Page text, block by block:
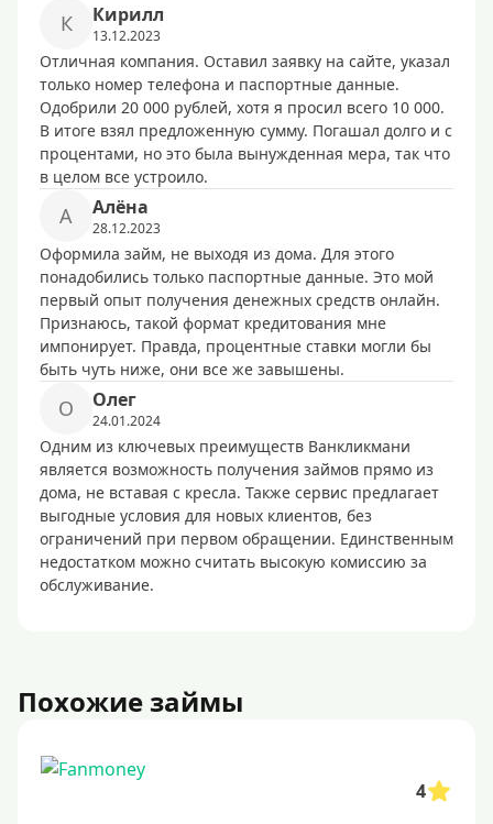
К Кирилл
13.12.2023
Отличная компания. Оставил заявку на сайте, указал
только номер телефона и паспортные данные.
Одобрили 20 000 рублей, хотя я просил всего 10 000.
В итоге взял предложенную сумму. Погашал долго и с
процентами, но это была вынужденная мера, так что
в целом все устроило.
А Алёна
28.12.2023
Оформила займ, не выходя из дома. Для этого
понадобились только паспортные данные. Это мой
первый опыт получения денежных средств онлайн.
Признаюсь, такой формат кредитования мне
импонирует. Правда, процентные ставки могли бы
быть чуть ниже, они все же завышены.
О Олег
24.01.2024
Одним из ключевых преимуществ Ванкликмани
является возможность получения займов прямо из
дома, не вставая с кресла. Также сервис предлагает
выгодные условия для новых клиентов, без
ограничений при первом обращении. Единственным
недостатком можно считать высокую комиссию за
обслуживание.
Похожие займы
4